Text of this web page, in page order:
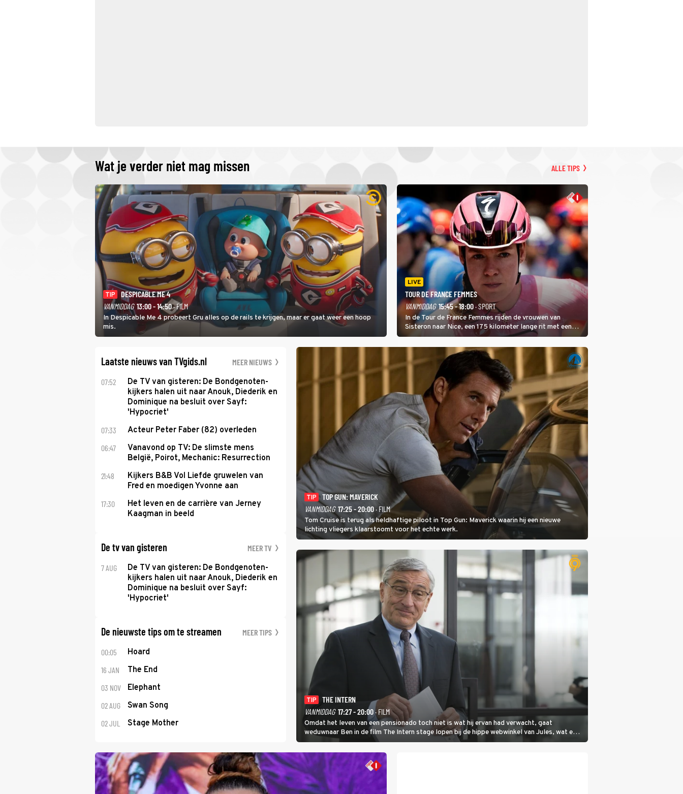
Wat je verder niet mag missen ALLE TIPS
TIP
DESPICABLE ME 4
VANMIDDAG 13:00 - 14:50· FILM
In Despicable Me 4 probeert Gru alles op de rails te krijgen, maar er gaat weer een hoop
mis.
LIVE
TOUR DE FRANCE FEMMES
VANMIDDAG 15:45 - 18:00· SPORT
In de Tour de France Femmes rijden de vrouwen van
Sisteron naar Nice, een 175 kilometer lange rit met een
geleidelijke klim in het midden. Dat is mogelijk niet de
zwaarste hindernis, dat is de temperatuur. Het kan in Nice
namelijk bloedheet worden.
Laatste nieuws van TVgids.nl MEER NIEUWS
07:52
De TV van gisteren: De Bondgenoten-
kijkers halen uit naar Anouk, Diederik en
Dominique na besluit over Sayf:
'Hypocriet'
07:33 Acteur Peter Faber (82) overleden
06:47
Vanavond op TV: De slimste mens
België, Poirot, Mechanic: Resurrection
21:48
Kijkers B&B Vol Liefde gruwelen van
Fred en moedigen Yvonne aan
17:30
Het leven en de carrière van Jerney
Kaagman in beeld
De tv van gisteren MEER TV
7 AUG
De TV van gisteren: De Bondgenoten-
kijkers halen uit naar Anouk, Diederik en
Dominique na besluit over Sayf:
'Hypocriet'
De nieuwste tips om te streamen MEER TIPS
00:05 Hoard
16 JAN The End
03 NOV Elephant
02 AUG Swan Song
02 JUL Stage Mother
TIP
TOP GUN: MAVERICK
VANMIDDAG 17:25 - 20:00· FILM
Tom Cruise is terug als heldhaftige piloot in Top Gun: Maverick waarin hij een nieuwe
lichting vliegers klaarstoomt voor het echte werk.
TIP
THE INTERN
VANMIDDAG 17:27 - 20:00· FILM
Omdat het leven van een pensionado toch niet is wat hij ervan had verwacht, gaat
weduwnaar Ben in de film The Intern stage lopen bij de hippe webwinkel van Jules, wat een
gouden zet blijkt te zijn.